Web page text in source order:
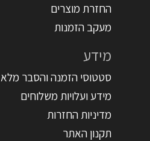
החזרת מוצרים
מעקב הזמנות
מידע
סטטוסי הזמנה והסבר מלא
מידע ועלויות משלוחים
מדיניות החזרות
תקנון האתר